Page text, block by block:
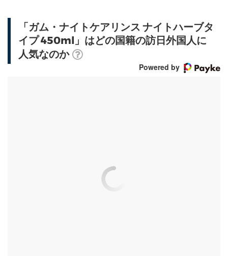
「ガム・ナイトケアリンス ナイトハーブタ
イプ 450ml」はどの国籍の訪日外国人に
人気なのか
Powered by